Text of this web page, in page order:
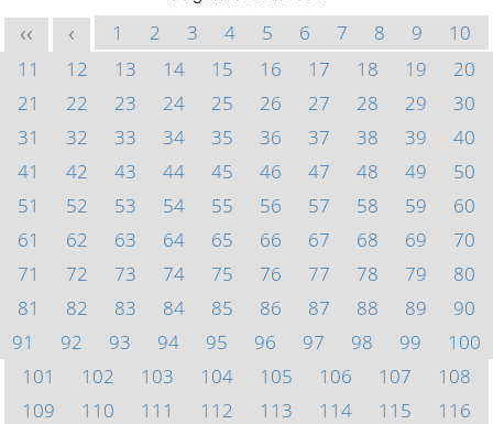
<< < 1 2 3 4 5 6 7 8 9
10
11
12 13 14 15 16 17 18 19
20
21
22 23 24 25 26 27 28 29
30
31
32 33 34 35 36 37 38 39
40
41
42 43 44 45 46 47 48 49
50
51
52 53 54 55 56 57 58 59
60
61
62 63 64 65 66 67 68 69
70
71
72 73 74 75 76 77 78 79
80
81
82 83 84 85 86 87 88 89
90
91
92 93 94 95 96 97 98 99
100
101
102 103 104 105 106 107
108
109
110 111 112 113 114 115
116